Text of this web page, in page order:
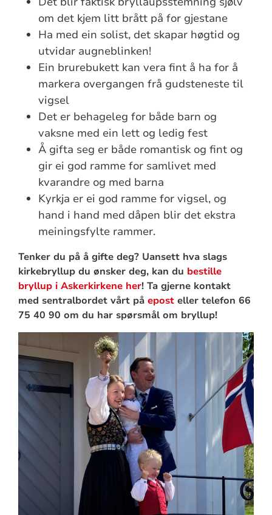
om det kjem litt brått på for gjestane
Ha med ein solist, det skapar høgtid og
utvidar augneblinken!
Ein brurebukett kan vera fint å ha for å
markera overgangen frå gudsteneste til
vigsel
Det er behageleg for både barn og
vaksne med ein lett og ledig fest
Å gifta seg er både romantisk og fint og
gir ei god ramme for samlivet med
kvarandre og med barna
Kyrkja er ei god ramme for vigsel, og
hand i hand med dåpen blir det ekstra
meiningsfylte rammer.
Tenker du på å gifte deg? Uansett hva slags
kirkebryllup du ønsker deg, kan du bestille
bryllup i Askerkirkene her! Ta gjerne kontakt
med sentralbordet vårt på eposteller telefon 66
75 40 90 om du har spørsmål om bryllup!